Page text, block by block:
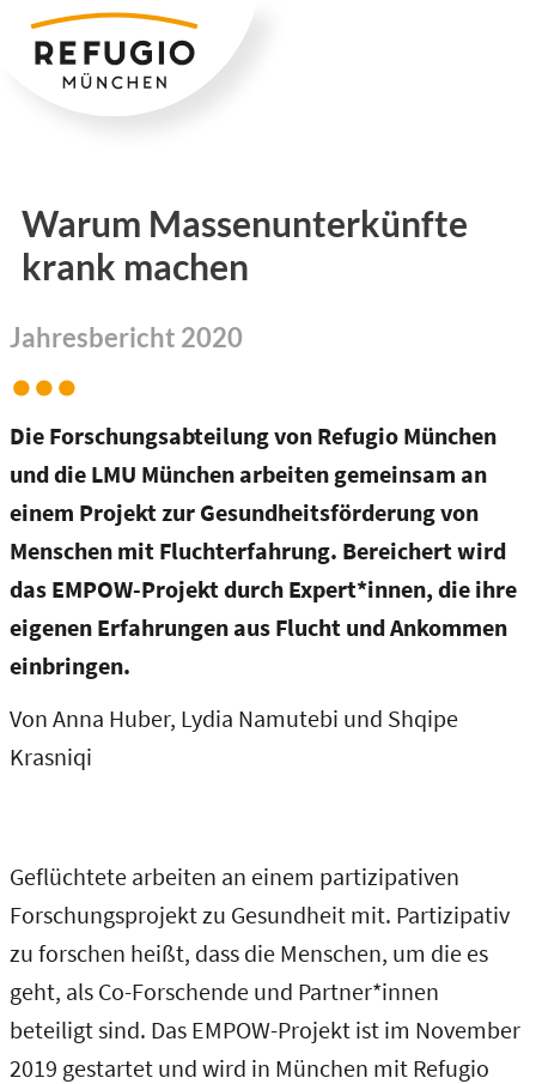
Zum
Inhalt
springen
Warum Massenunterkünfte
krank machen
Jahresbericht 2020
Die Forschungsabteilung von Refugio München
und die LMU München arbeiten gemeinsam an
einem Projekt zur Gesundheitsförderung von
Menschen mit Fluchterfahrung. Bereichert wird
das EMPOW-Projekt durch Expert*innen, die ihre
eigenen Erfahrungen aus Flucht und Ankommen
einbringen.
Von Anna Huber, Lydia Namutebi und Shqipe
Krasniqi
Geflüchtete arbeiten an einem partizipativen
Forschungsprojekt zu Gesundheit mit. Partizipativ
zu forschen heißt, dass die Menschen, um die es
geht, als Co-Forschende und Partner*innen
beteiligt sind. Das EMPOW-Projekt ist im November
2019 gestartet und wird in München mit Refugio